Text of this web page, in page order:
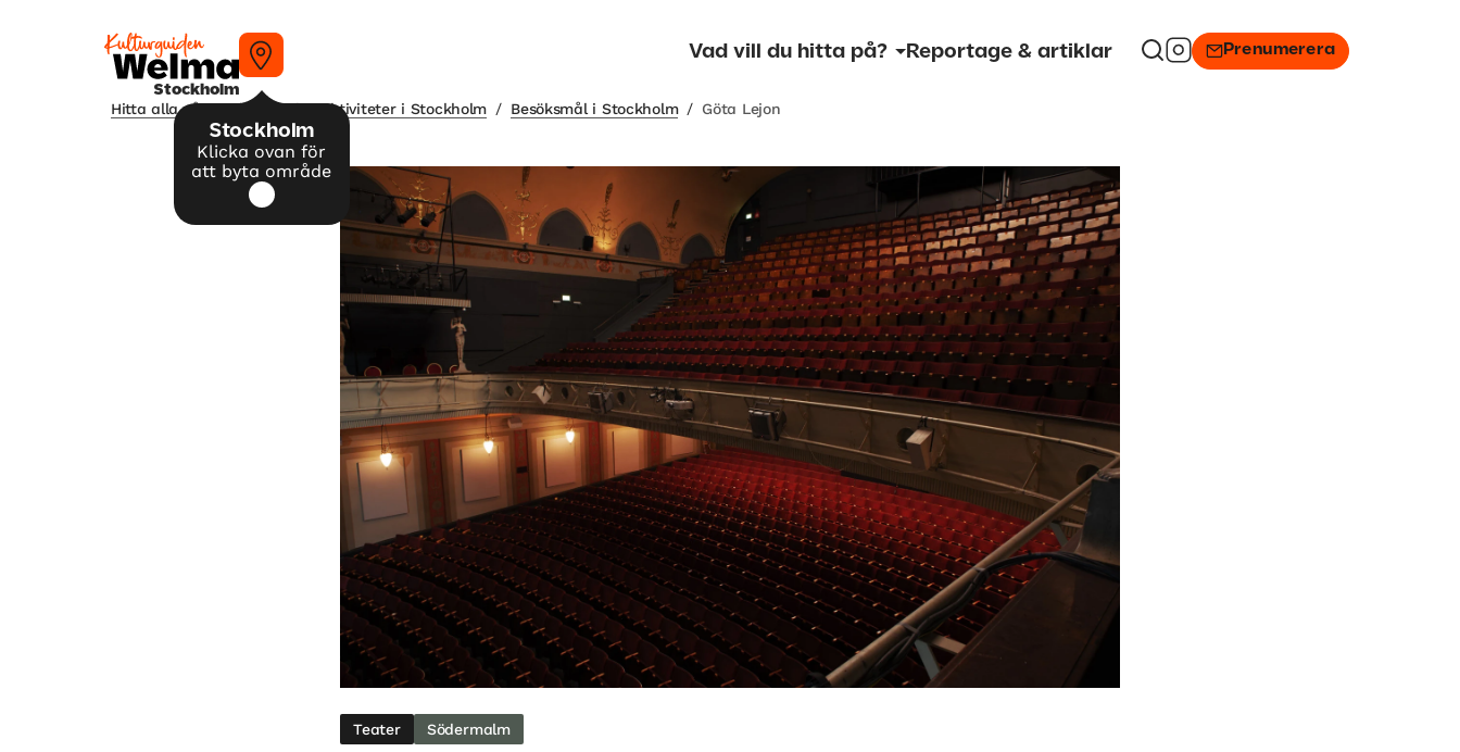
Stockholm
Stockholm
Klicka ovan för
att byta område
Vad vill du hitta på? Reportage & artiklar Prenumerera
Hitta alla våra tips på kulturaktiviteter i Stockholm / Besöksmål i Stockholm / Göta Lejon
Teater Södermalm